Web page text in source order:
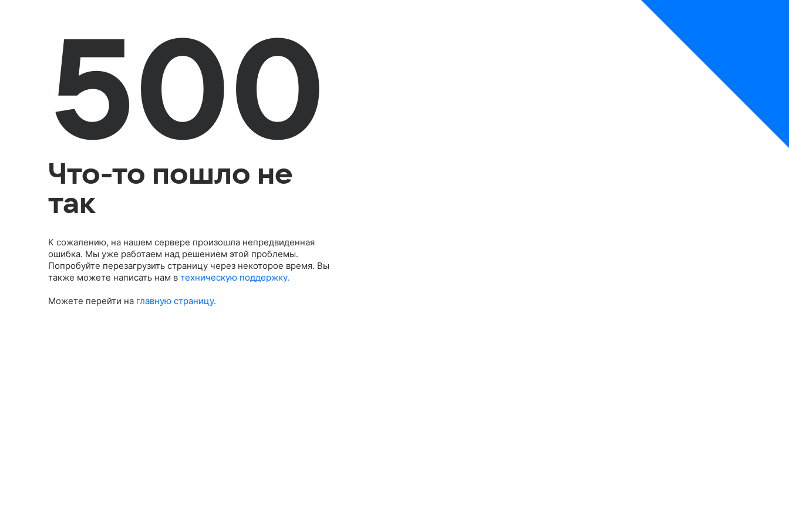
500
Что-то пошло не
так
К сожалению, на нашем сервере произошла непредвиденная
ошибка. Мы уже работаем над решением этой проблемы.
Попробуйте перезагрузить страницу через некоторое время. Вы
также можете написать нам в техническую поддержку.
Можете перейти на главную страницу.